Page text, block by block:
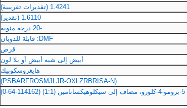
1.4241 (تقديرات تقريبية)
1.6110 (تقدير)
-20 درجة مئوية
DMF: قابلة للذوبان
قرص
أبيض إلى شبه أبيض أو بلا لون
هايغروسكوبيك
(PSBARFROSMJLJR-OXLZRBRISA-N)